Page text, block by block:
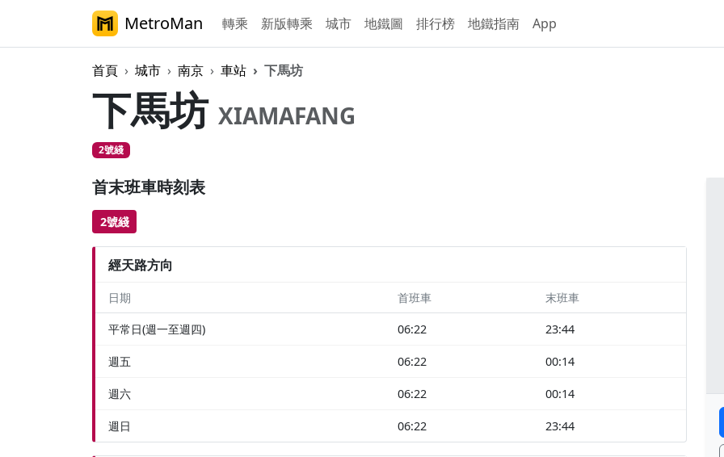
MetroMan 轉乘 新版轉乘 城市 地鐵圖 排行榜 地鐵指南 App
首頁 城市 南京 車站 下馬坊
下馬坊 XIAMAFANG
2號綫
首末班車時刻表
2號綫
經天路方向
日期 首班車 末班車
平常日(週一至週四) 06:22 23:44
週五 06:22 00:14
週六 06:22 00:14
週日 06:22 23:44